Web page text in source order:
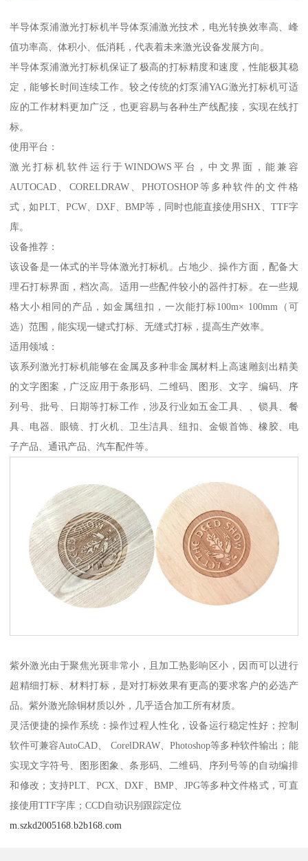
半导体泵浦激光打标机半导体泵浦激光技术，电光转换效率高、峰
值功率高、体积小、低消耗，代表着未来激光设备发展方向。
半导体泵浦激光打标机保证了极高的打标精度和速度，性能极其稳
定，能够长时间连续工作。较之传统的灯泵浦YAG激光打标机可适
应的工作材料更加广泛，也更容易与各种生产线配接，实现在线打
标。
使用平台：
激光打标机软件运行于WINDOWS平台，中文界面，能兼容
AUTOCAD、CORELDRAW、PHOTOSHOP等多种软件的文件格
式，如PLT、PCW、DXF、BMP等，同时也能直接使用SHX、TTF字
库。
设备推荐：
该设备是一体式的半导体激光打标机。占地少、操作方面，配备大
理石打标界面，档次高。适用一些配件较小的器件打标。在一些规
格大小相同的产品，如金属纽扣，一次能打标100m× 100mm（可
选）范围，能实现一键式打标、无缝式打标，提高生产效率。
适用领域：
该系列激光打标机能够在金属及多种非金属材料上高速雕刻出精美
的文字图案，广泛应用于条形码、二维码、图形、文字、编码、序
列号、批号、日期等打标工作，涉及行业如五金工具、、锁具、餐
具、电器、眼镜、打火机、卫生洁具、纽扣、金银首饰、橡胶、电
子产品、通讯产品、汽车配件等。
紫外激光由于聚焦光斑非常小，且加工热影响区小，因而可以进行
超精细打标、材料打标，是对打标效果有更高的要求客户的必选产
品。紫外激光除铜材质以外，几乎适合加工所有材质。
灵活便捷的操作系统：操作过程人性化，设备运行稳定性好；控制
软件可兼容AutoCAD、 CorelDRAW、Photoshop等多种软件输出；能
实现文字符号、图形图象、条形码、二维码、序列号等的自动编排
和修改；支持PLT、PCX、DXF、BMP、JPG等多种文件格式，可直
接使用TTF字库；CCD自动识别跟踪定位
m.szkd2005168.b2b168.com